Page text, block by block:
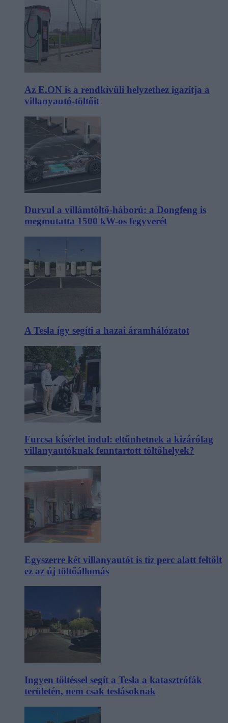
Az E.ON is a rendkívüli helyzethez igazítja a
villanyautó-töltőit
Durvul a villámtöltő-háború: a Dongfeng is
megmutatta 1500 kW-os fegyverét
A Tesla így segíti a hazai áramhálózatot
Furcsa kísérlet indul: eltűnhetnek a kizárólag
villanyautóknak fenntartott töltőhelyek?
Egyszerre két villanyautót is tíz perc alatt feltölt
ez az új töltőállomás
Ingyen töltéssel segít a Tesla a katasztrófák
területén, nem csak teslásoknak